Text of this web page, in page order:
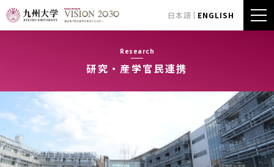
日本語 ENGLISH
Research
研究・産学官民連携